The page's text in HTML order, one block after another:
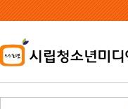
본
문
용
바
가
기